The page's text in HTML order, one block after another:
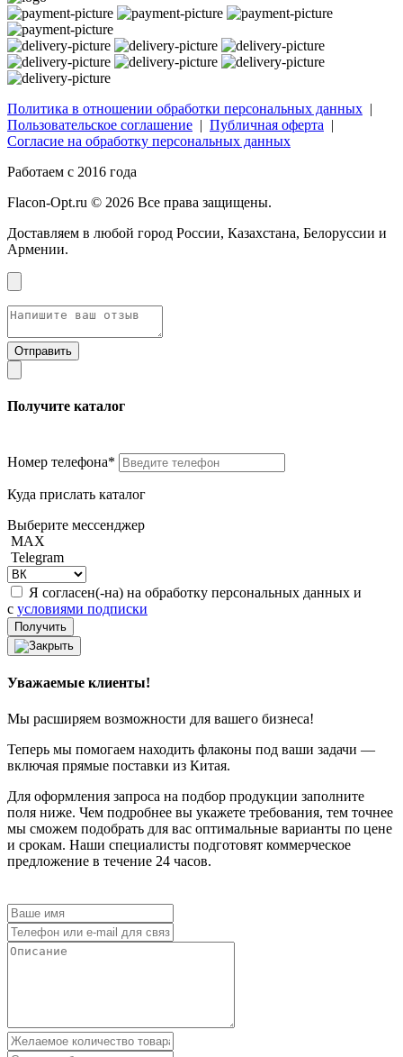
Политика в отношении обработки персональных данных |
Пользовательское соглашение | Публичная оферта |
Согласие на обработку персональных данных
Работаем с 2016 года
Flacon-Opt.ru © 2026 Все права защищены.
Доставляем в любой город России, Казахстана, Белоруссии и
Армении.
Получите каталог
Номер телефона*
Куда прислать каталог
Выберите мессенджер
MAX
Telegram
Я согласен(-на) на обработку персональных данных и
с условиями подписки
Уважаемые клиенты!
Мы расширяем возможности для вашего бизнеса!
Теперь мы помогаем находить флаконы под ваши задачи —
включая прямые поставки из Китая.
Для оформления запроса на подбор продукции заполните
поля ниже. Чем подробнее вы укажете требования, тем точнее
мы сможем подобрать для вас оптимальные варианты по цене
и срокам. Наши специалисты подготовят коммерческое
предложение в течение 24 часов.